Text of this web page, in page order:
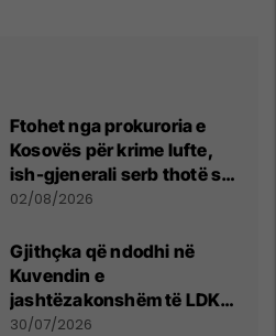
Ftohet nga prokuroria e
Kosovës për krime lufte,
ish-gjenerali serb thotë se
dikush e tradhtoi në
02/08/2026
Gjithçka që ndodhi në
Kuvendin e
jashtëzakonshëm të LDK-
së
30/07/2026